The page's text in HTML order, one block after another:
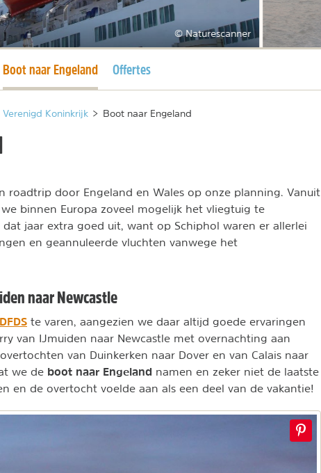
© Naturescanner
Huidige pagina
Boot naar Engeland Offertes
Verenigd Koninkrijk > Boot naar Engeland
roadtrip door Engeland en Wales op onze planning. Vanuit
binnen Europa zoveel mogelijk het vliegtuig te
dat jaar extra goed uit, want op Schiphol waren er allerlei
en geannuleerde vluchten vanwege het
naar Newcastle
DFDS te varen, aangezien we daar altijd goede ervaringen
van IJmuiden naar Newcastle met overnachting aan
van Duinkerken naar Dover en van Calais naar
we de boot naar Engeland namen en zeker niet de laatste
en de overtocht voelde aan als een deel van de vakantie!